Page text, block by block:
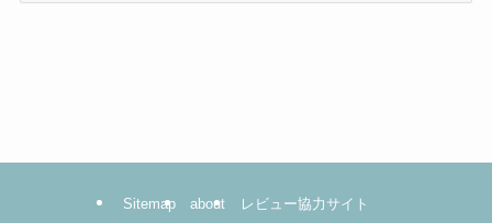
コ
Sitemap about レビュー協力サイト